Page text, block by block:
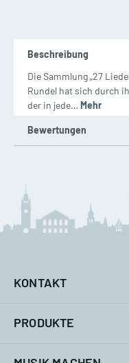
Beschreibung
Die Sammlung „27
Rundel hat sich durch
der in jede… Mehr
Bewertungen
KONTAKT
PRODUKTE